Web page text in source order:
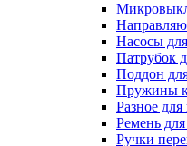
Насосы
Патрубок
Поддон
Пружины
Разное
Ремень
Ручки